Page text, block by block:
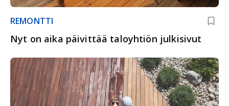
REMONTTI
Nyt on aika päivittää taloyhtiön julkisivut